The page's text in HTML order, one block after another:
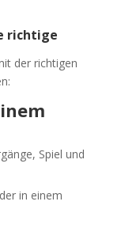
richtige
der richtigen
Spiel und
in einem